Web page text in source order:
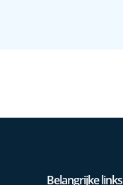
Belangrijke links